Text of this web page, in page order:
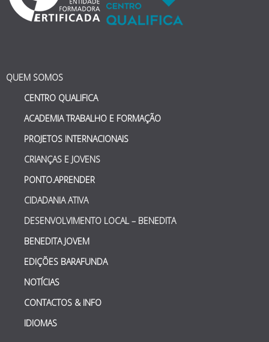
QUEM SOMOS
CENTRO QUALIFICA
ACADEMIA TRABALHO E FORMAÇÃO
PROJETOS INTERNACIONAIS
CRIANÇAS E JOVENS
PONTO.APRENDER
CIDADANIA ATIVA
DESENVOLVIMENTO LOCAL – BENEDITA
BENEDITA JOVEM
EDIÇÕES BARAFUNDA
NOTÍCIAS
CONTACTOS & INFO
IDIOMAS